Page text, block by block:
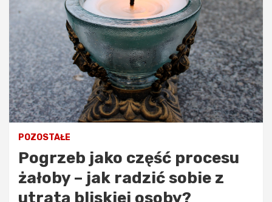
POZOSTAŁE
Pogrzeb jako część procesu
żałoby – jak radzić sobie z
utratą bliskiej osoby?